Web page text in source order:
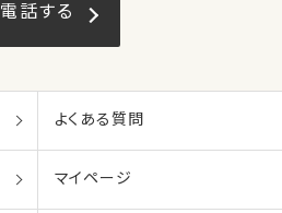
電話する
よくある質問
マイページ